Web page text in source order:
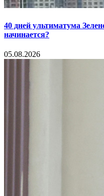
40 дней ультиматума
начинается?
05.08.2026